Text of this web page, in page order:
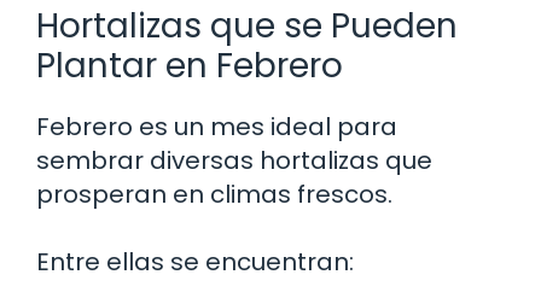
Hortalizas que se Pueden
Plantar en Febrero
Febrero es un mes ideal para
sembrar diversas hortalizas que
prosperan en climas frescos.
Entre ellas se encuentran: